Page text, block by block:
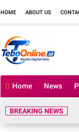
HOME ABOUT US
Home News
BREAKING NEWS